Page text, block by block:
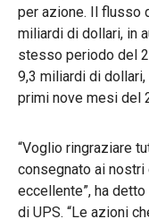
per azione. Il flusso
miliardi di dollari, in
stesso periodo del
9,3 miliardi di
primi nove mesi del
“Voglio ringraziare
consegnato ai
eccellente”, ha
di UPS. “Le azioni